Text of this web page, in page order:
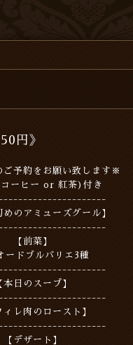
円》
予約をお願い致します※
ーヒー or 紅茶)付き
めのアミューズグール】
【前菜】
ードブルバリエ3種
本日のスープ】
ィレ肉のロースト】
【デザート】